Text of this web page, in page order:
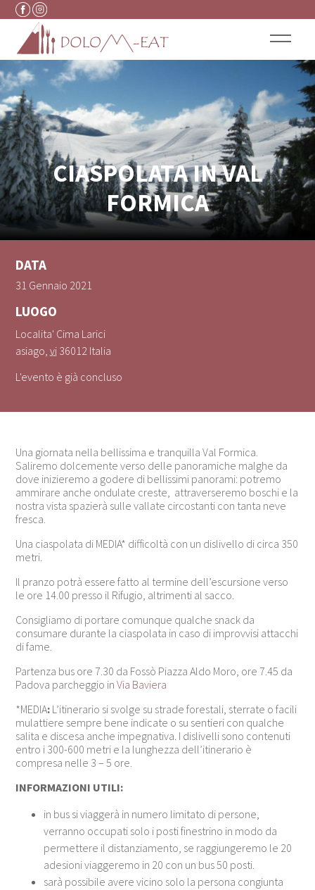
Vai al contenuto
CIASPOLATA IN VAL
FORMICA
DATA
31 Gennaio 2021
LUOGO
Localita' Cima Larici
asiago, vi 36012 Italia
L'evento è già concluso
Una giornata nella bellissima e tranquilla Val Formica.
Saliremo dolcemente verso delle panoramiche malghe da
dove inizieremo a godere di bellissimi panorami: potremo
ammirare anche ondulate creste, attraverseremo boschi e la
nostra vista spazierà sulle vallate circostanti con tanta neve
fresca.
Una ciaspolata di MEDIA* difficoltà con un dislivello di circa 350
metri.
Il pranzo potrà essere fatto al termine dell’escursione verso
le ore 14.00 presso il Rifugio, altrimenti al sacco.
Consigliamo di portare comunque qualche snack da
consumare durante la ciaspolata in caso di improvvisi attacchi
di fame.
Partenza bus ore 7.30 da Fossò Piazza Aldo Moro, ore 7.45 da
Padova parcheggio inVia Baviera
*MEDIA: L’itinerario si svolge su strade forestali, sterrate o facili
mulattiere sempre bene indicate o su sentieri con qualche
salita e discesa anche impegnativa. I dislivelli sono contenuti
entro i 300-600 metri e la lunghezza dell’itinerario è
compresa nelle 3 – 5 ore.
INFORMAZIONI UTILI:
in bus si viaggerà in numero limitato di persone,
verranno occupati solo i posti finestrino in modo da
permettere il distanziamento, se raggiungeremo le 20
adesioni viaggeremo in 20 con un bus 50 posti.
sarà possibile avere vicino solo la persona congiunta